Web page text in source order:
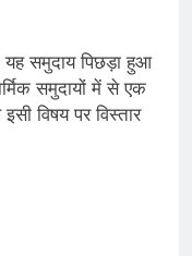
यह समुदाय पिछड़ा हुआ
समुदायों में से एक
विषय पर विस्तार